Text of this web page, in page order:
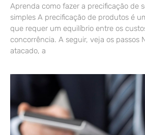
Aprenda como fazer a precificação de
simples A precificação de produtos é
que requer um equilíbrio entre os
concorrência. A seguir, veja os passos
atacado, a